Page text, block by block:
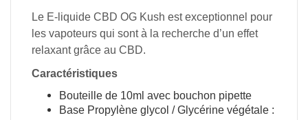
Le E-liquide CBD OG Kush est exceptionnel pour
les vapoteurs qui sont à la recherche d’un effet
relaxant grâce au CBD.
Caractéristiques
Bouteille de 10ml avec bouchon pipette
Base Propylène glycol / Glycérine végétale :